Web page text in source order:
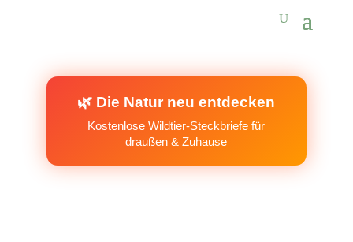
🌿 Die Natur neu entdecken
Kostenlose Wildtier-Steckbriefe für
draußen & Zuhause